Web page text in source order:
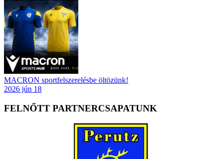
MACRON sportfelszerelésbe öltözünk!
2026 jún 18
FELNŐTT PARTNERCSAPATUNK